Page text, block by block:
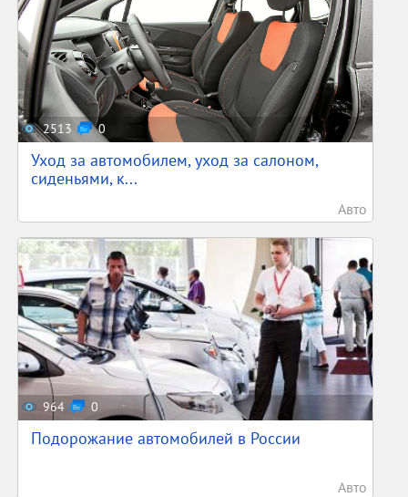
2513 0
Уход за автомобилем, уход за салоном,
сиденьями, к...
Авто
964 0
Подорожание автомобилей в России
Авто